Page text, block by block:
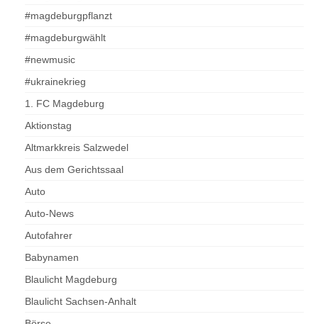
#magdeburgpflanzt
#magdeburgwählt
#newmusic
#ukrainekrieg
1. FC Magdeburg
Aktionstag
Altmarkkreis Salzwedel
Aus dem Gerichtssaal
Auto
Auto-News
Autofahrer
Babynamen
Blaulicht Magdeburg
Blaulicht Sachsen-Anhalt